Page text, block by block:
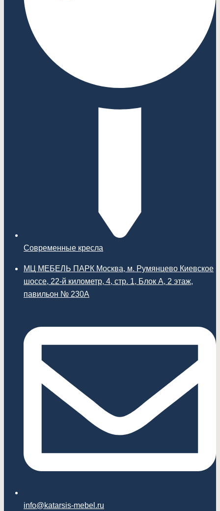
Современные кресла
МЦ МЕБЕЛЬ ПАРК Москва, м. Румянцево Киевское
шоссе, 22-й километр, 4, стр. 1, Блок А, 2 этаж,
павильон № 230А
info@katarsis-mebel.ru